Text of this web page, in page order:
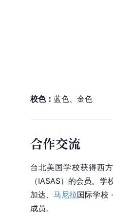
校色： 蓝色、金色
合作交流
台北美国学校获得西
（IASAS）的会员。
加达、马尼拉国际学
成员。